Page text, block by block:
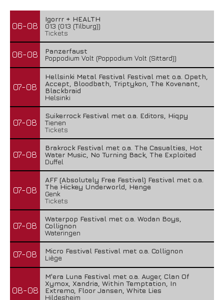
06-08
Igorrr + HEALTH
013 (013 (Tilburg))
Tickets
06-08
Panzerfaust
Poppodium Volt (Poppodium Volt (Sittard))
07-08
Hellsinki Metal Festival Festival met o.a. Opeth,
Accept, Bloodbath, Triptykon, The Kovenant,
Blackbraid
Helsinki
07-08
Suikerrock Festival met o.a. Editors, Hiqpy
Tienen
Tickets
07-08
Brakrock Festival met o.a. The Casualties, Hot
Water Music, No Turning Back, The Exploited
Duffel
07-08
AFF (Absolutely Free Festival) Festival met o.a.
The Hickey Underworld, Henge
Genk
Tickets
07-08
Waterpop Festival met o.a. Wodan Boys,
Collignon
Wateringen
07-08
Micro Festival Festival met o.a. Collignon
Liège
08-08
M'era Luna Festival met o.a. Auger, Clan Of
Xymox, Xandria, Within Temptation, In
Extremo, Floor Jansen, White Lies
Hildesheim